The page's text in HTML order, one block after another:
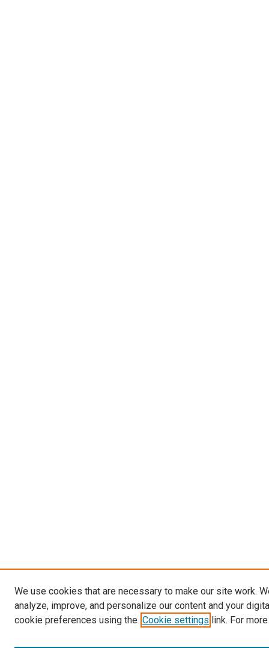
We use cookies that are necessary to make our site work.
analyze, improve, and personalize our content and your
cookie preferences using the Cookie settings link. For